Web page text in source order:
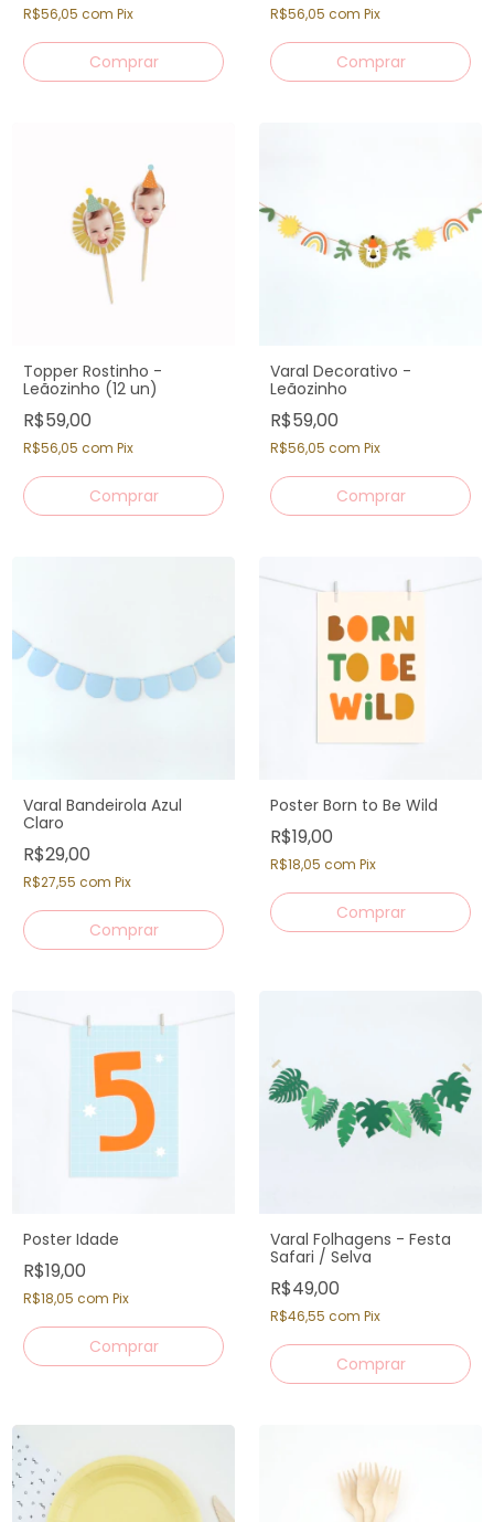
R$56,05 com Pix R$56,05 com Pix
Topper Rostinho -
Leãozinho (12 un)
R$59,00
R$56,05 com Pix
Varal Decorativo -
Leãozinho
R$59,00
R$56,05 com Pix
Varal Bandeirola Azul
Claro
R$29,00
R$27,55 com Pix
Poster Born to Be Wild
R$19,00
R$18,05 com Pix
Poster Idade
R$19,00
R$18,05 com Pix
Varal Folhagens - Festa
Safari / Selva
R$49,00
R$46,55 com Pix